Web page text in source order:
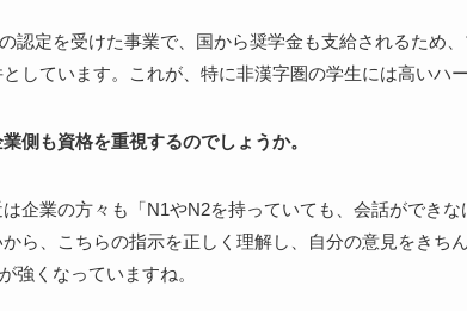
認定を受けた事業で、国から奨学金も支給されるため
しています。これが、特に非漢字圏の学生には高いハ
側も資格を重視するのでしょうか。
企業の方々も「N1やN2を持っていても、会話ができ
ら、こちらの指示を正しく理解し、自分の意見をきち
強くなっていますね。